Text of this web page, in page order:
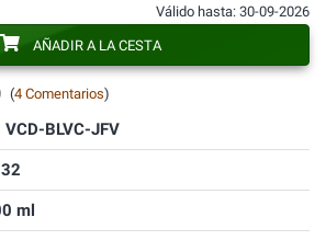
(4 Comentarios)
VCD-BLVC-JFV
ml
Válido hasta: 30-09-2026
AÑADIR A LA CESTA